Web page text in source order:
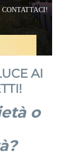
CONTATTACI!
AI
o